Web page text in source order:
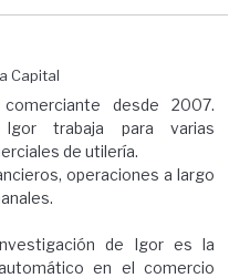
Capital
desde 2007.
Igor trabaja para varias
de utilería.
operaciones a largo
de Igor es la
en el comercio